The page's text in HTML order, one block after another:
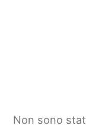
Non sono